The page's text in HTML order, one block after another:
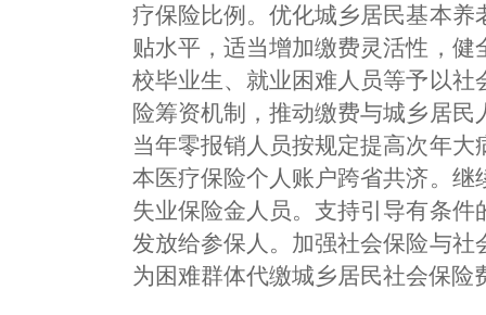
疗保险比例。优化城乡居民基本
贴水平，适当增加缴费灵活性，
校毕业生、就业困难人员等予以
险筹资机制，推动缴费与城乡居
当年零报销人员按规定提高次年
本医疗保险个人账户跨省共济。
失业保险金人员。支持引导有条
发放给参保人。加强社会保险与
为困难群体代缴城乡居民社会保